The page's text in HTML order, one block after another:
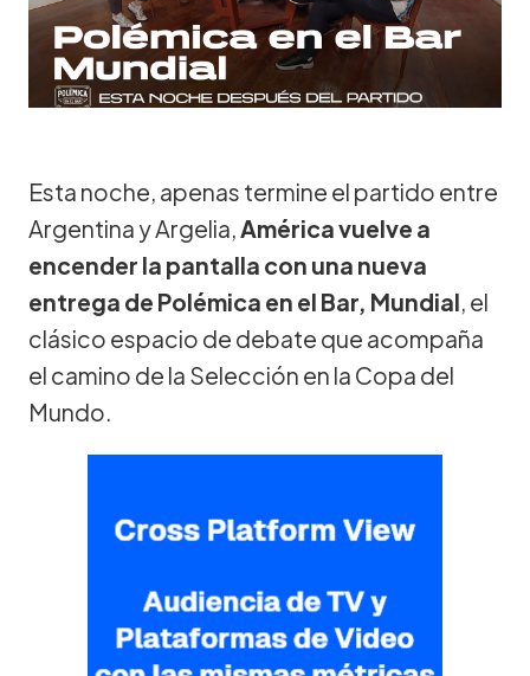
Esta noche, apenas termine el partido entre
Argentina y Argelia, América vuelve a
encender la pantalla con una nueva
entrega de Polémica en el Bar, Mundial, el
clásico espacio de debate que acompaña
el camino de la Selección en la Copa del
Mundo.